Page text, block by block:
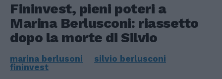
Fininvest, pieni poteri a
Marina Berlusconi: riassetto
dopo la morte di Silvio
marina berlusoni
silvio berlusconi
fininvest